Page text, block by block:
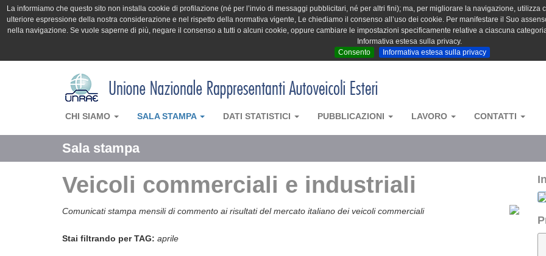
La informiamo che questo sito non installa cookie di profilazione (né per l’invio di messaggi pubblicitari, né per altri fini); ma, per migliorare la navigazione,
ulteriore espressione della nostra considerazione e nel rispetto della normativa vigente, Le chiediamo il consenso all’uso dei cookie. Per manifestare il Suo
nella navigazione. Se vuole saperne di più, negare il consenso a tutti o alcuni cookie, oppure cambiare le impostazioni specificamente relative a ciascuna
Informativa estesa sulla privacy.
Consento
Informativa estesa sulla privacy
CHI SIAMO SALA STAMPA DATI STATISTICI PUBBLICAZIONI LAVORO CONTATTI
Sala stampa
Veicoli commerciali e industriali
Comunicati stampa mensili di commento ai risultati del mercato italiano dei veicoli commerciali
Stai filtrando per TAG: aprile